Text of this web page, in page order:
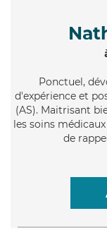
Ponctuel,
d'expérience et
(AS). Maitrisant
les soins
de